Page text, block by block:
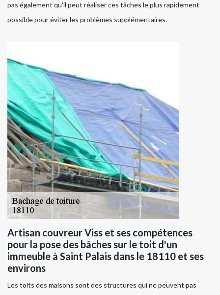
pas également qu'il peut réaliser ces tâches le plus rapidement
possible pour éviter les problèmes supplémentaires.
Artisan couvreur Viss et ses compétences
pour la pose des bâches sur le toit d'un
immeuble à Saint Palais dans le 18110 et ses
environs
Les toits des maisons sont des structures qui ne peuvent pas